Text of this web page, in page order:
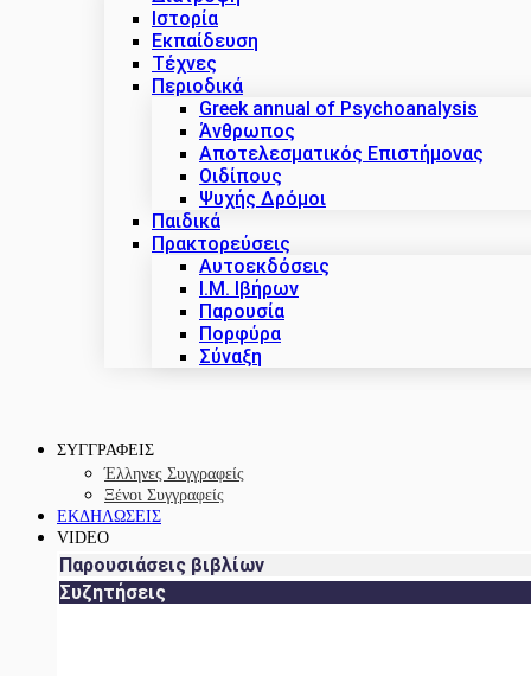
Ιστορία
Εκπαίδευση
Τέχνες
Περιοδικά
Greek annual of Psychoanalysis
Άνθρωπος
Αποτελεσματικός Επιστήμονας
Οιδίπους
Ψυχής Δρόμοι
Παιδικά
Πρακτoρεύσεις
Αυτοεκδόσεις
Ι.Μ. Ιβήρων
Παρουσία
Πορφύρα
Σύναξη
ΣΥΓΓΡΑΦΕΙΣ
Έλληνες Συγγραφείς
Ξένοι Συγγραφείς
ΕΚΔΗΛΩΣΕΙΣ
VIDEO
Παρουσιάσεις βιβλίων
Συζητήσεις